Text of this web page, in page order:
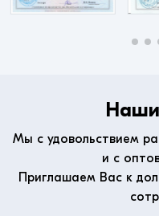
Наши
Мы с удовольствием
и с
Приглашаем Вас к